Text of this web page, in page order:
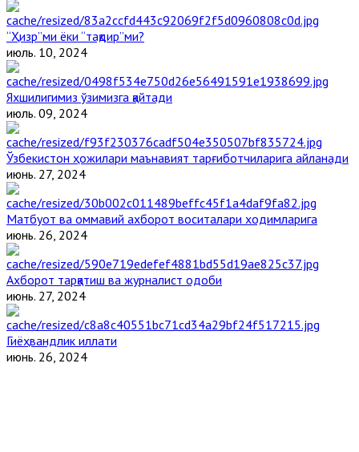
“Ҳизр”ми ёки “тақдир”ми?
июль. 10, 2024
Яхшилигимиз ўзимизга қайтади
июль. 09, 2024
Ўзбекистон ҳожилари маънавият тарғиботчиларига айланади
июнь. 27, 2024
Матбуот ва оммавий ахборот воситалари ходимларига
июнь. 26, 2024
Ахборот тарқатиш ва журналист одоби
июнь. 27, 2024
Гиёҳвандлик иллати
июнь. 26, 2024